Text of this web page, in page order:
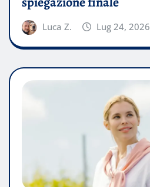
Luca Z. Lug 24, 2026